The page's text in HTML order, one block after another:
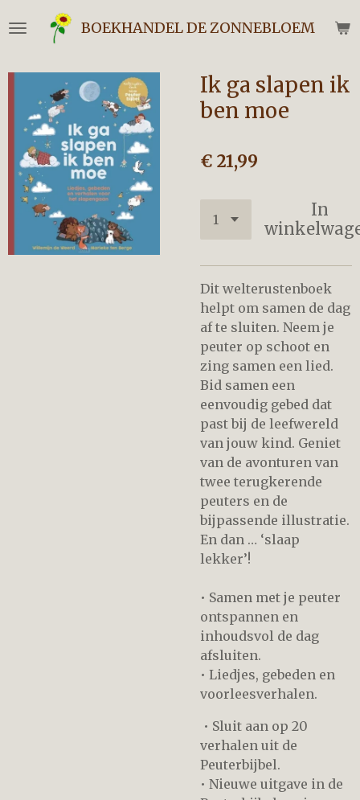
direct
de
hoofdinhoud
BOEKHANDEL DE ZONNEBLOEM
Ik ga slapen ik
ben moe
€ 21,99
In
Dit welterustenboek
helpt om samen de dag
af te sluiten. Neem je
peuter op schoot en
zing samen een lied.
Bid samen een
eenvoudig gebed dat
past bij de leefwereld
van jouw kind. Geniet
van de avonturen van
twee terugkerende
peuters en de
bijpassende illustratie.
En dan … ‘slaap
lekker’!
• Samen met je peuter
ontspannen en
inhoudsvol de dag
afsluiten.
• Liedjes, gebeden en
voorleesverhalen.
• Sluit aan op 20
verhalen uit de
Peuterbijbel.
• Nieuwe uitgave in de